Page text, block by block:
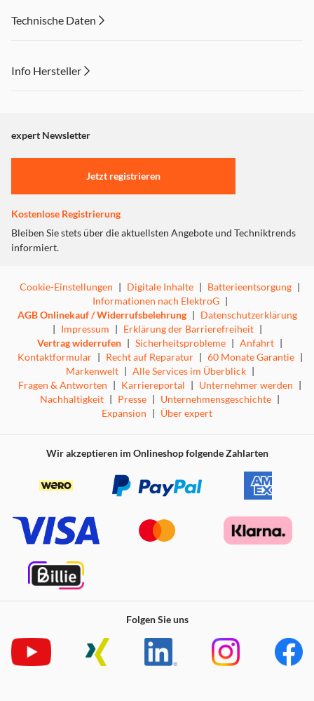
Technische Daten
Info Hersteller
"Marketing".
Einstellungen anpassen
expert Newsletter
Jetzt registrieren
Kostenlose Registrierung
Bleiben Sie stets über die aktuellsten Angebote und Techniktrends
informiert.
Cookie-Einstellungen | Digitale Inhalte | Batterieentsorgung |
Informationen nach ElektroG |
AGB Onlinekauf / Widerrufsbelehrung | Datenschutzerklärung
| Impressum | Erklärung der Barrierefreiheit |
Vertrag widerrufen | Sicherheitsprobleme | Anfahrt |
Kontaktformular | Recht auf Reparatur | 60 Monate Garantie |
Markenwelt | Alle Services im Überblick |
Fragen & Antworten | Karriereportal | Unternehmer werden |
Nachhaltigkeit | Presse | Unternehmensgeschichte |
Expansion | Über expert
Wir akzeptieren im Onlineshop folgende Zahlarten
Folgen Sie uns